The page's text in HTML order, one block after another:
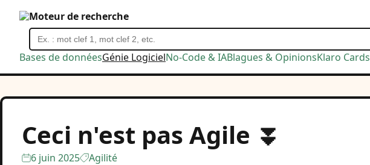
Bases de donnéesGénie LogicielNo-Code & IABlagues & OpinionsKlaro Cards
Moteur de recherche
Ceci n'est pas Agile ⏬️
6 juin 2025 Agilité